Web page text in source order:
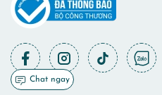
Chat ngay